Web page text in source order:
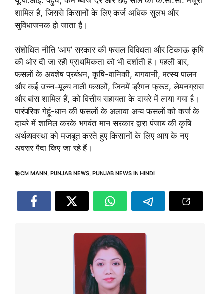
शामिल है, जिससे किसानों के लिए कर्ज अधिक सुलभ और
सुविधाजनक हो जाता है।
संशोधित नीति ‘आप’ सरकार की फसल विविधता और टिकाऊ कृषि
की ओर दी जा रही प्राथमिकता को भी दर्शाती है। पहली बार,
फसलों के अवशेष प्रबंधन, कृषि-वानिकी, बागवानी, मत्स्य पालन
और कई उच्च-मूल्य वाली फसलों, जिनमें ड्रैगन फ्रूट, लेमनग्रास
और बांस शामिल हैं, को वित्तीय सहायता के दायरे में लाया गया है।
पारंपरिक गेहूं-धान की फसलों के अलावा अन्य फसलों को कर्ज के
दायरे में शामिल करके भगवंत मान सरकार द्वारा पंजाब की कृषि
अर्थव्यवस्था को मजबूत करते हुए किसानों के लिए आय के नए
अवसर पैदा किए जा रहे हैं।
CM MANN, PUNJAB NEWS, PUNJAB NEWS IN HINDI